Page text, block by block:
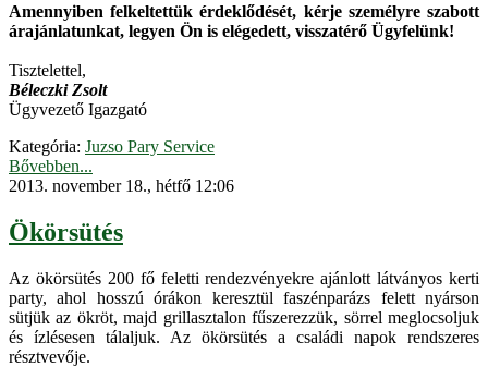
Amennyiben felkeltettük érdeklődését, kérje személyre szabott
árajánlatunkat, legyen Ön is elégedett, visszatérő Ügyfelünk!
Tisztelettel,
Béleczki Zsolt
Ügyvezető Igazgató
Kategória: Juzso Pary Service
Bővebben...
2013. november 18., hétfő 12:06
Ökörsütés
Az ökörsütés 200 fő feletti rendezvényekre ajánlott látványos kerti
party, ahol hosszú órákon keresztül faszénparázs felett nyárson
sütjük az ökröt, majd grillasztalon fűszerezzük, sörrel meglocsoljuk
és ízlésesen tálaljuk. Az ökörsütés a családi napok rendszeres
résztvevője.